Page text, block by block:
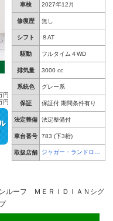
車検 2027年12月
修復歴 無し
シフト ８AT
駆動 フルタイム４WD
排気量 3000 cc
系統色 グレー系
保証 保証付 期間条件有り
法定整備 法定整備付
車台番号 783 (下3桁)
取扱店舗
ジャガー・ランドロー
バー 名古屋中央
円
円
ルーフ ＭＥＲＩＤＩＡＮシグ